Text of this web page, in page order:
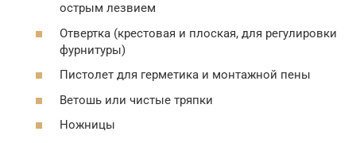
острым лезвием
Отвертка (крестовая и плоская, для регулировки
фурнитуры)
Пистолет для герметика и монтажной пены
Ветошь или чистые тряпки
Ножницы